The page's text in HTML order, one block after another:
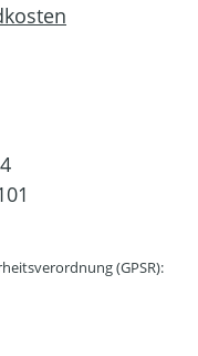
(GPSR):